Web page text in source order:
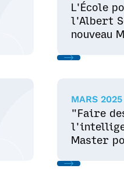
L'École
l'Albert
nouveau
MARS 2025
"Faire
Master
Network